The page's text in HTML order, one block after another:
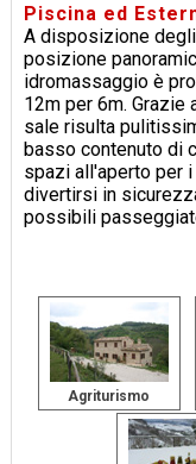
Piscina ed
A disposizione
posizione
idromassaggio è
12m per 6m.
sale risulta
basso contenuto di
spazi all'aperto per
divertirsi in
possibili
Agriturismo